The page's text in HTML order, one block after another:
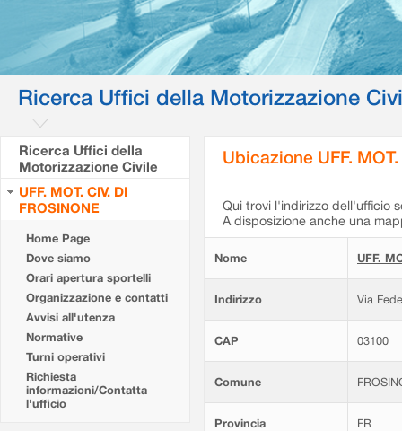
Ricerca Uffici della Motorizzazione
Ricerca Uffici della
Motorizzazione Civile
UFF. MOT. CIV. DI
FROSINONE
Home Page
Dove siamo
Orari apertura sportelli
Organizzazione e contatti
Avvisi all'utenza
Normative
Turni operativi
Richiesta
informazioni/Contatta
l'ufficio
Ubicazione UFF.
Qui trovi l'indirizzo dell'ufficio
A disposizione anche una
Nome UFF.
Indirizzo Via
CAP 03100
Comune
Provincia FR